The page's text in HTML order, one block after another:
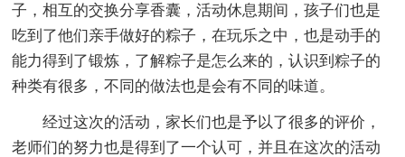
子，相互的交换分享香囊，活动休息期间，孩子们也是
吃到了他们亲手做好的粽子，在玩乐之中，也是动手的
能力得到了锻炼，了解粽子是怎么来的，认识到粽子的
种类有很多，不同的做法也是会有不同的味道。
经过这次的活动，家长们也是予以了很多的评价，
老师们的努力也是得到了一个认可，并且在这次的活动